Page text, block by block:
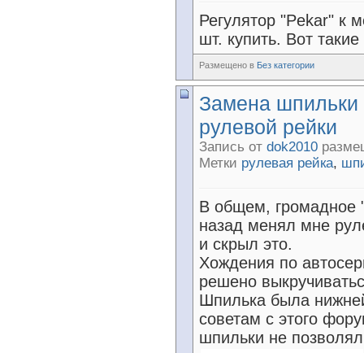
Регулятор "Pekar" к
шт. купить. Вот
Размещено в Без категории
Замена шпильки
рулевой рейки
Запись от dok2010
Метки рулевая рейка,
В общем, громадное
назад менял мне
и скрыл это.
Хождения по
решено
Шпилька была
советам с этого
шпильки не позволял